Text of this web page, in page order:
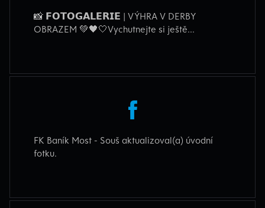
📸 𝗙𝗢𝗧𝗢𝗚𝗔𝗟𝗘𝗥𝗜𝗘 | VÝHRA V DERBY
OBRAZEM 💚🖤🤍Vychutnejte si ještě...
FK Baník Most - Souš aktualizoval(a) úvodní
fotku.